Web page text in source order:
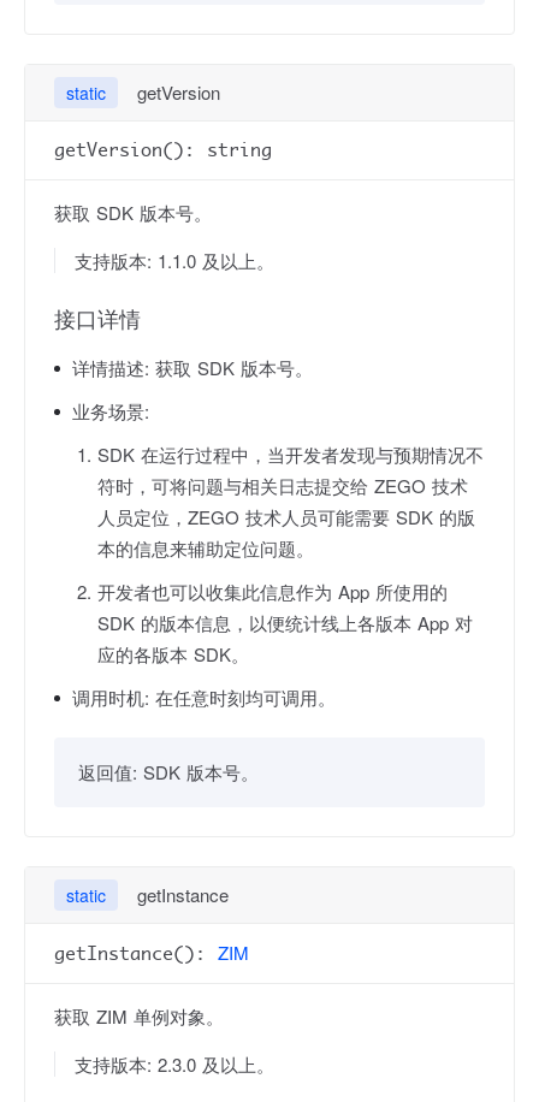
static getVersion
getVersion(): string
获取 SDK 版本号。
支持版本: 1.1.0 及以上。
接口详情
详情描述: 获取 SDK 版本号。
业务场景:
SDK 在运行过程中，当开发者发现与预期情况不
符时，可将问题与相关日志提交给 ZEGO 技术
人员定位，ZEGO 技术人员可能需要 SDK 的版
本的信息来辅助定位问题。
开发者也可以收集此信息作为 App 所使用的
SDK 的版本信息，以便统计线上各版本 App 对
应的各版本 SDK。
调用时机: 在任意时刻均可调用。
返回值: SDK 版本号。
static getInstance
getInstance(): ZIM
获取 ZIM 单例对象。
支持版本: 2.3.0 及以上。